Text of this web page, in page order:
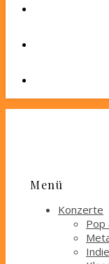
Menü
Konzerte
Pop